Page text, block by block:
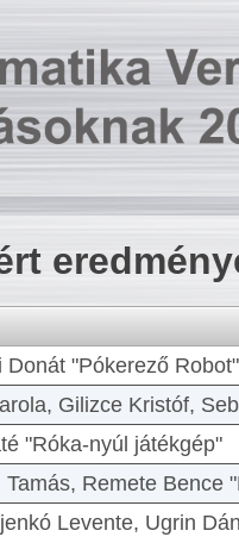
Donát "Pókerező Robot"
Gilizce Kristóf,
"Róka-nyúl játékgép"
Tamás, Remete Bence
Levente, Ugrin